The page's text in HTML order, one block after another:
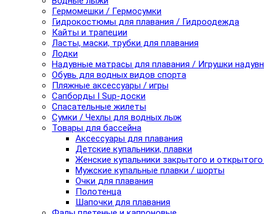
Гермомешки / Гермосумки
Гидрокостюмы для плавания / Гидроодежда
Кайты и трапеции
Ласты, маски, трубки для плавания
Лодки
Надувные матрасы для плавания / Игрушки
Обувь для водных видов спорта
Пляжные аксессуары / игры
Сапборды I Sup-доски
Спасательные жилеты
Сумки / Чехлы для водных лыж
Товары для бассейна
Аксессуары для плавания
Детские купальники, плавки
Женские купальники закрытого и
Мужские купальные плавки / шорты
Очки для плавания
Полотенца
Шапочки для плавания